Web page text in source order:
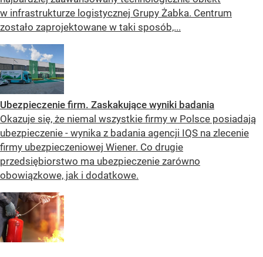
w infrastrukturze logistycznej Grupy Żabka. Centrum
zostało zaprojektowane w taki sposób,...
Ubezpieczenie firm. Zaskakujące wyniki badania
Okazuje się, że niemal wszystkie firmy w Polsce posiadają
ubezpieczenie - wynika z badania agencji IQS na zlecenie
firmy ubezpieczeniowej Wiener. Co drugie
przedsiębiorstwo ma ubezpieczenie zarówno
obowiązkowe, jak i dodatkowe.